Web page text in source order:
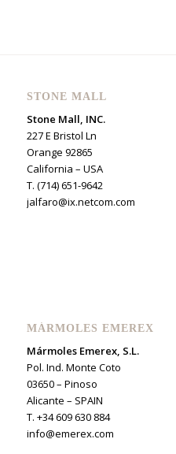
STONE MALL
Stone Mall, INC.
227 E Bristol Ln
Orange 92865
California – USA
T. (714) 651-9642
jalfaro@ix.netcom.com
MÁRMOLES EMEREX
Mármoles Emerex, S.L.
Pol. Ind. Monte Coto
03650 – Pinoso
Alicante – SPAIN
T. +34 609 630 884
info@emerex.com